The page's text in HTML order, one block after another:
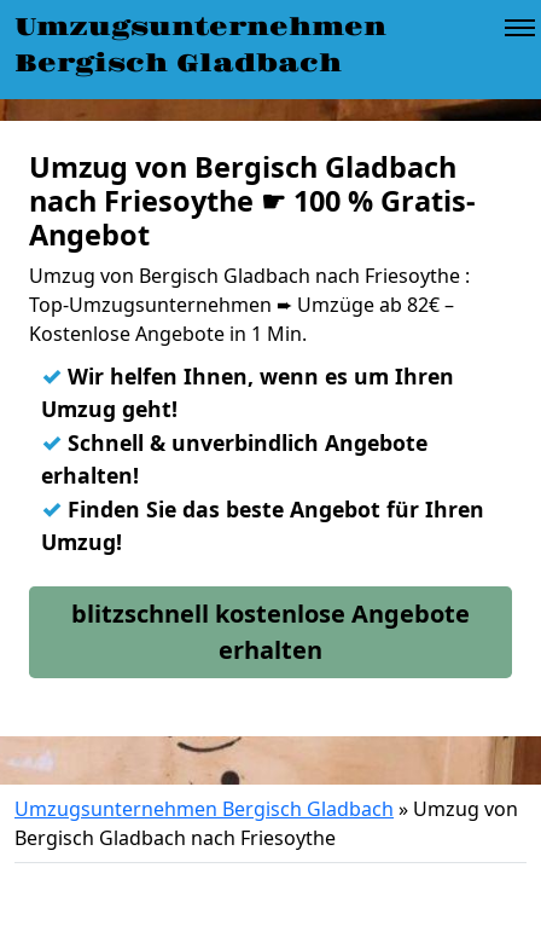
Umzugsunternehmen
Bergisch Gladbach
Umzug von Bergisch Gladbach
nach Friesoythe ☛ 100 % Gratis-
Angebot
Umzug von Bergisch Gladbach nach Friesoythe :
Top-Umzugsunternehmen ➨ Umzüge ab 82€ –
Kostenlose Angebote in 1 Min.
✓ Wir helfen Ihnen, wenn es um Ihren
Umzug geht!
✓ Schnell & unverbindlich Angebote
erhalten!
✓ Finden Sie das beste Angebot für Ihren
Umzug!
blitzschnell kostenlose Angebote
erhalten
Umzugsunternehmen Bergisch Gladbach » Umzug von
Bergisch Gladbach nach Friesoythe